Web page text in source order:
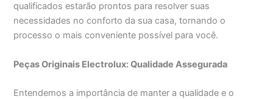
qualificados estarão prontos para resolver suas
necessidades no conforto da sua casa, tornando o
processo o mais conveniente possível para você.
Peças Originais Electrolux: Qualidade Assegurada
Entendemos a importância de manter a qualidade e o